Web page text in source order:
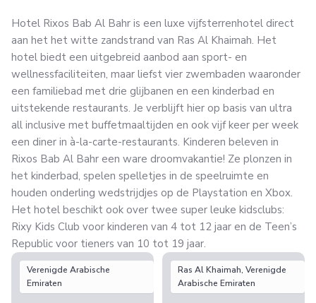
Hotel Rixos Bab Al Bahr is een luxe vijfsterrenhotel direct
aan het het witte zandstrand van Ras Al Khaimah. Het
hotel biedt een uitgebreid aanbod aan sport- en
wellnessfaciliteiten, maar liefst vier zwembaden waaronder
een familiebad met drie glijbanen en een kinderbad en
uitstekende restaurants. Je verblijft hier op basis van ultra
all inclusive met buffetmaaltijden en ook vijf keer per week
een diner in à-la-carte-restaurants. Kinderen beleven in
Rixos Bab Al Bahr een ware droomvakantie! Ze plonzen in
het kinderbad, spelen spelletjes in de speelruimte en
houden onderling wedstrijdjes op de Playstation en Xbox.
Het hotel beschikt ook over twee super leuke kidsclubs:
Rixy Kids Club voor kinderen van 4 tot 12 jaar en de Teen’s
Republic voor tieners van 10 tot 19 jaar.
Verenigde Arabische
Emiraten
Ras Al Khaimah, Verenigde
Arabische Emiraten